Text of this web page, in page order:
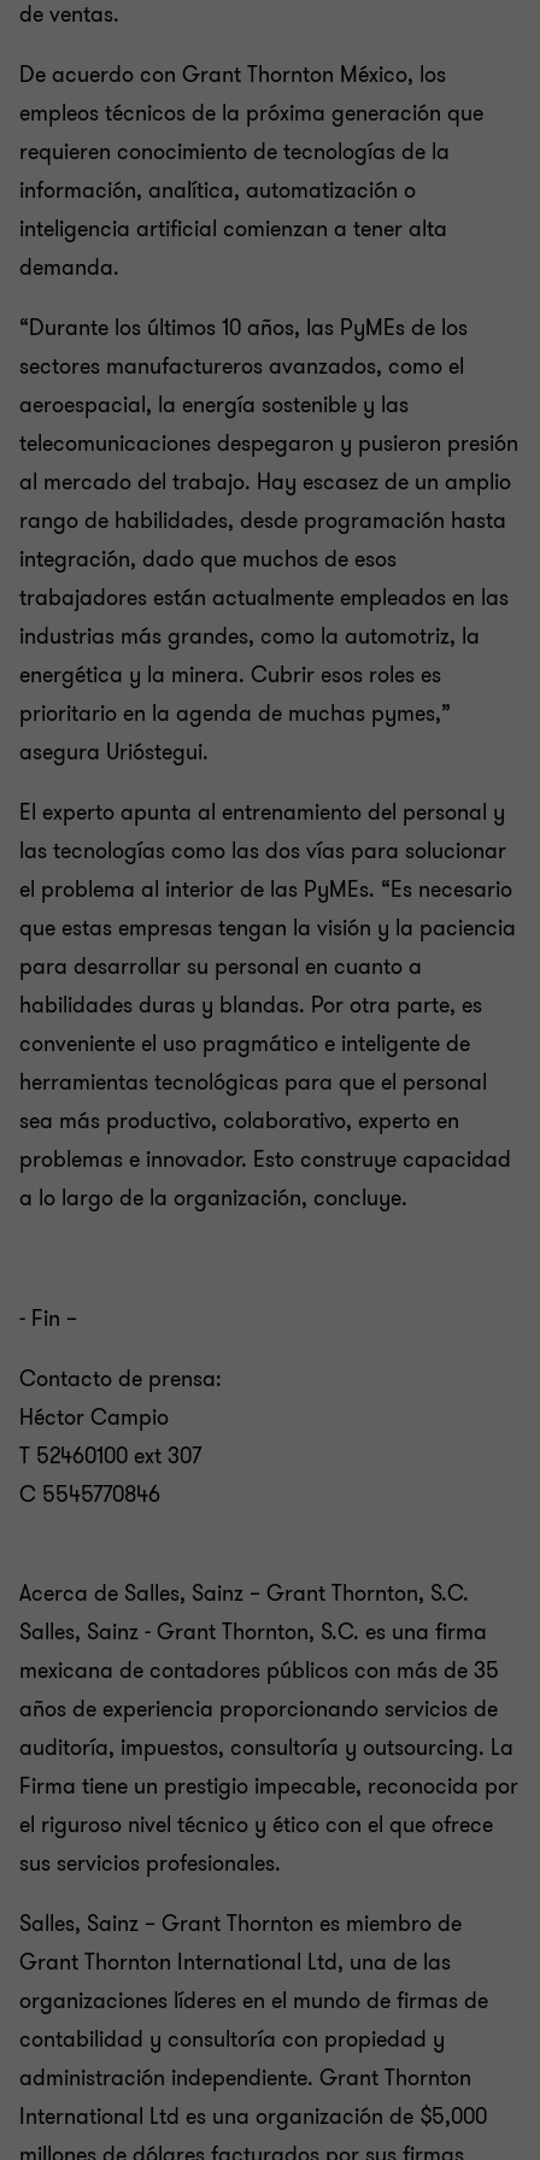
de ventas.
De acuerdo con Grant Thornton México, los
empleos técnicos de la próxima generación que
requieren conocimiento de tecnologías de la
información, analítica, automatización o
inteligencia artificial comienzan a tener alta
demanda.
“Durante los últimos 10 años, las PyMEs de los
sectores manufactureros avanzados, como el
aeroespacial, la energía sostenible y las
telecomunicaciones despegaron y pusieron presión
al mercado del trabajo. Hay escasez de un amplio
rango de habilidades, desde programación hasta
integración, dado que muchos de esos
trabajadores están actualmente empleados en las
industrias más grandes, como la automotriz, la
energética y la minera. Cubrir esos roles es
prioritario en la agenda de muchas pymes,”
asegura Urióstegui.
El experto apunta al entrenamiento del personal y
las tecnologías como las dos vías para solucionar
el problema al interior de las PyMEs. “Es necesario
que estas empresas tengan la visión y la paciencia
para desarrollar su personal en cuanto a
habilidades duras y blandas. Por otra parte, es
conveniente el uso pragmático e inteligente de
herramientas tecnológicas para que el personal
sea más productivo, colaborativo, experto en
problemas e innovador. Esto construye capacidad
a lo largo de la organización, concluye.
- Fin –
Contacto de prensa:
Héctor Campio
T 52460100 ext 307
C 5545770846
Acerca de Salles, Sainz – Grant Thornton, S.C.
Salles, Sainz - Grant Thornton, S.C. es una firma
mexicana de contadores públicos con más de 35
años de experiencia proporcionando servicios de
auditoría, impuestos, consultoría y outsourcing. La
Firma tiene un prestigio impecable, reconocida por
el riguroso nivel técnico y ético con el que ofrece
sus servicios profesionales.
Salles, Sainz – Grant Thornton es miembro de
Grant Thornton International Ltd, una de las
organizaciones líderes en el mundo de firmas de
contabilidad y consultoría con propiedad y
administración independiente. Grant Thornton
International Ltd es una organización de $5,000